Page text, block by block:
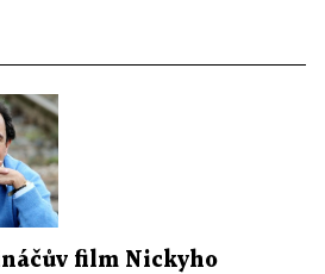
film Nickyho